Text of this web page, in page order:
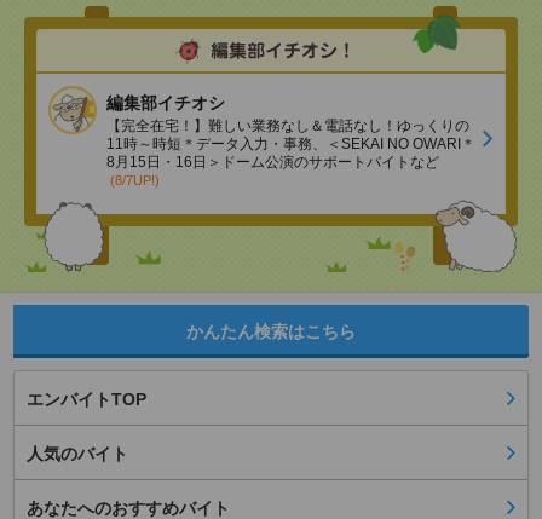
編集部イチオシ
【完全在宅！】難しい業務なし＆電話なし！ゆっくりの
11時～時短＊データ入力・事務、＜SEKAI NO OWARI＊
8月15日・16日＞ドーム公演のサポートバイトなど
(8/7UP!)
かんたん検索はこちら
エンバイトTOP
人気のバイト
あなたへのおすすめバイト